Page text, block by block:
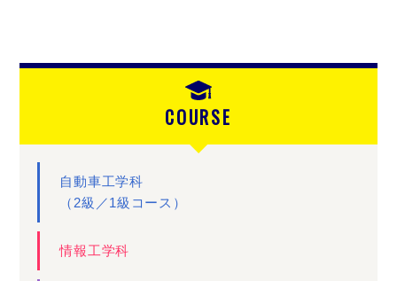
COURSE
自動車工学科
（2級／1級コース）
情報工学科